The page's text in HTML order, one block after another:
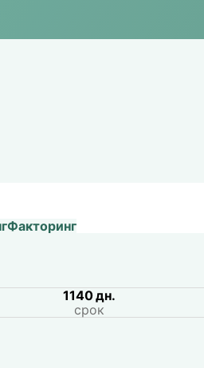
Факторинг
1140 дн.
срок